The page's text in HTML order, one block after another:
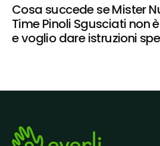
Cosa succede se Mister
Time Pinoli Sgusciati non
e voglio dare istruzioni